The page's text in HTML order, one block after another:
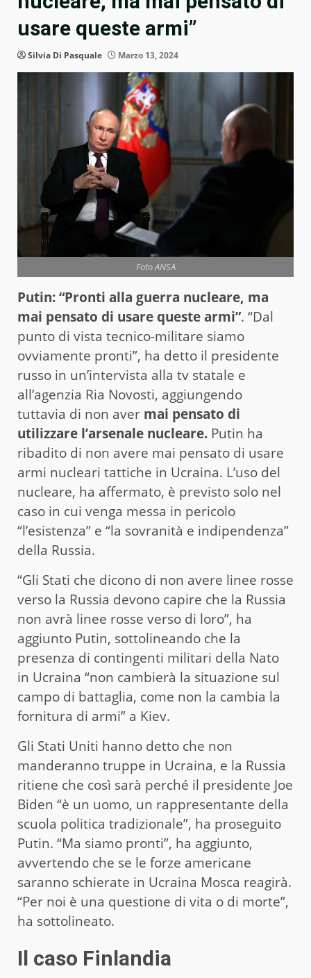
usare queste armi”
Silvia Di Pasquale Marzo 13, 2024
Foto ANSA
Putin: “Pronti alla guerra nucleare, ma
mai pensato di usare queste armi”. “Dal
punto di vista tecnico-militare siamo
ovviamente pronti”, ha detto il presidente
russo in un’intervista alla tv statale e
all’agenzia Ria Novosti, aggiungendo
tuttavia di non aver mai pensato di
utilizzare l’arsenale nucleare. Putin ha
ribadito di non avere mai pensato di usare
armi nucleari tattiche in Ucraina. L’uso del
nucleare, ha affermato, è previsto solo nel
caso in cui venga messa in pericolo
“l’esistenza” e “la sovranità e indipendenza”
della Russia.
“Gli Stati che dicono di non avere linee rosse
verso la Russia devono capire che la Russia
non avrà linee rosse verso di loro”, ha
aggiunto Putin, sottolineando che la
presenza di contingenti militari della Nato
in Ucraina “non cambierà la situazione sul
campo di battaglia, come non la cambia la
fornitura di armi” a Kiev.
Gli Stati Uniti hanno detto che non
manderanno truppe in Ucraina, e la Russia
ritiene che così sarà perché il presidente Joe
Biden “è un uomo, un rappresentante della
scuola politica tradizionale”, ha proseguito
Putin. “Ma siamo pronti”, ha aggiunto,
avvertendo che se le forze americane
saranno schierate in Ucraina Mosca reagirà.
“Per noi è una questione di vita o di morte”,
ha sottolineato.
Il caso Finlandia